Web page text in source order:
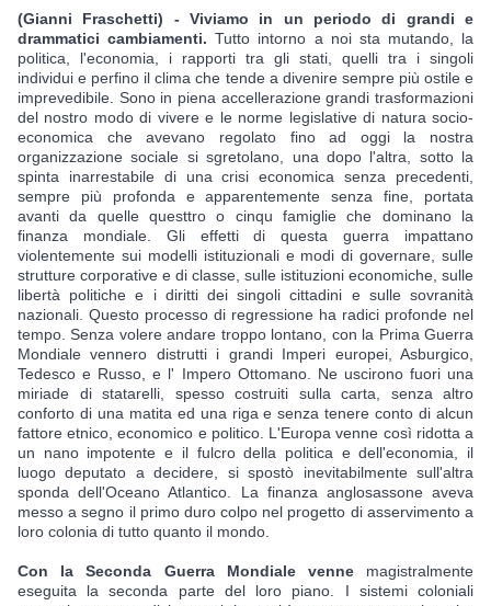
(Gianni Fraschetti) - Viviamo in un periodo di grandi e
drammatici cambiamenti. Tutto intorno a noi sta mutando, la
politica, l'economia, i rapporti tra gli stati, quelli tra i singoli
individui e perfino il clima che tende a divenire sempre più ostile e
imprevedibile. Sono in piena accellerazione grandi trasformazioni
del nostro modo di vivere e le norme legislative di natura socio-
economica che avevano regolato fino ad oggi la nostra
organizzazione sociale si sgretolano, una dopo l'altra, sotto la
spinta inarrestabile di una crisi economica senza precedenti,
sempre più profonda e apparentemente senza fine, portata
avanti da quelle questtro o cinqu famiglie che dominano la
finanza mondiale. Gli effetti di questa guerra impattano
violentemente sui modelli istituzionali e modi di governare, sulle
strutture corporative e di classe, sulle istituzioni economiche, sulle
libertà politiche e i diritti dei singoli cittadini e sulle sovranità
nazionali. Questo processo di regressione ha radici profonde nel
tempo. Senza volere andare troppo lontano, con la Prima Guerra
Mondiale vennero distrutti i grandi Imperi europei, Asburgico,
Tedesco e Russo, e l' Impero Ottomano. Ne uscirono fuori una
miriade di statarelli, spesso costruiti sulla carta, senza altro
conforto di una matita ed una riga e senza tenere conto di alcun
fattore etnico, economico e politico. L'Europa venne così ridotta a
un nano impotente e il fulcro della politica e dell'economia, il
luogo deputato a decidere, si spostò inevitabilmente sull'altra
sponda dell'Oceano Atlantico. La finanza anglosassone aveva
messo a segno il primo duro colpo nel progetto di asservimento a
loro colonia di tutto quanto il mondo.
Con la Seconda Guerra Mondiale venne magistralmente
eseguita la seconda parte del loro piano. I sistemi coloniali